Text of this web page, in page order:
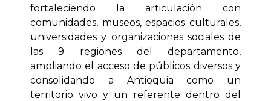
fortaleciendo la articulación con
comunidades, museos, espacios culturales,
universidades y organizaciones sociales de
las 9 regiones del departamento,
ampliando el acceso de públicos diversos y
consolidando a Antioquia como un
territorio vivo y un referente dentro del